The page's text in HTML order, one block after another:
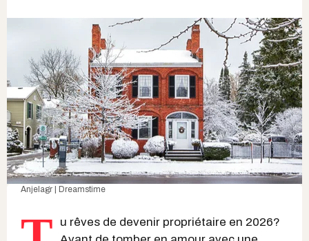
Anjelagr | Dreamstime
u rêves de devenir propriétaire en 2026?